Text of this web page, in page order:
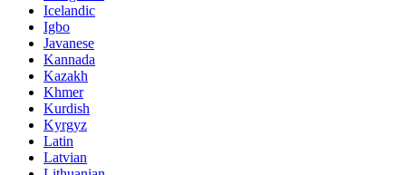
Icelandic
Igbo
Javanese
Kannada
Kazakh
Khmer
Kurdish
Kyrgyz
Latin
Latvian